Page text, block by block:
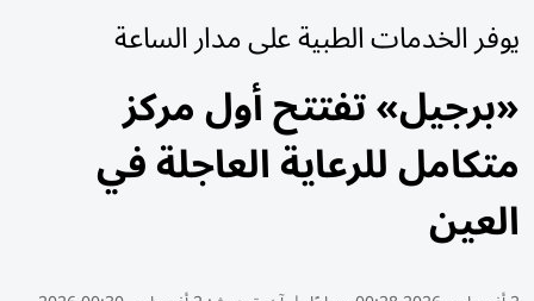
يوفر الخدمات الطبية على مدار الساعة
«برجيل» تفتتح أول مركز
متكامل للرعاية العاجلة في
العين